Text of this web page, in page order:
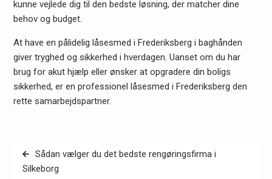
kunne vejlede dig til den bedste løsning, der matcher dine
behov og budget.
At have en pålidelig låsesmed i Frederiksberg i baghånden
giver tryghed og sikkerhed i hverdagen. Uanset om du har
brug for akut hjælp eller ønsker at opgradere din boligs
sikkerhed, er en professionel låsesmed i Frederiksberg den
rette samarbejdspartner.
Indlægsnavigation
Sådan vælger du det bedste rengøringsfirma i
Silkeborg